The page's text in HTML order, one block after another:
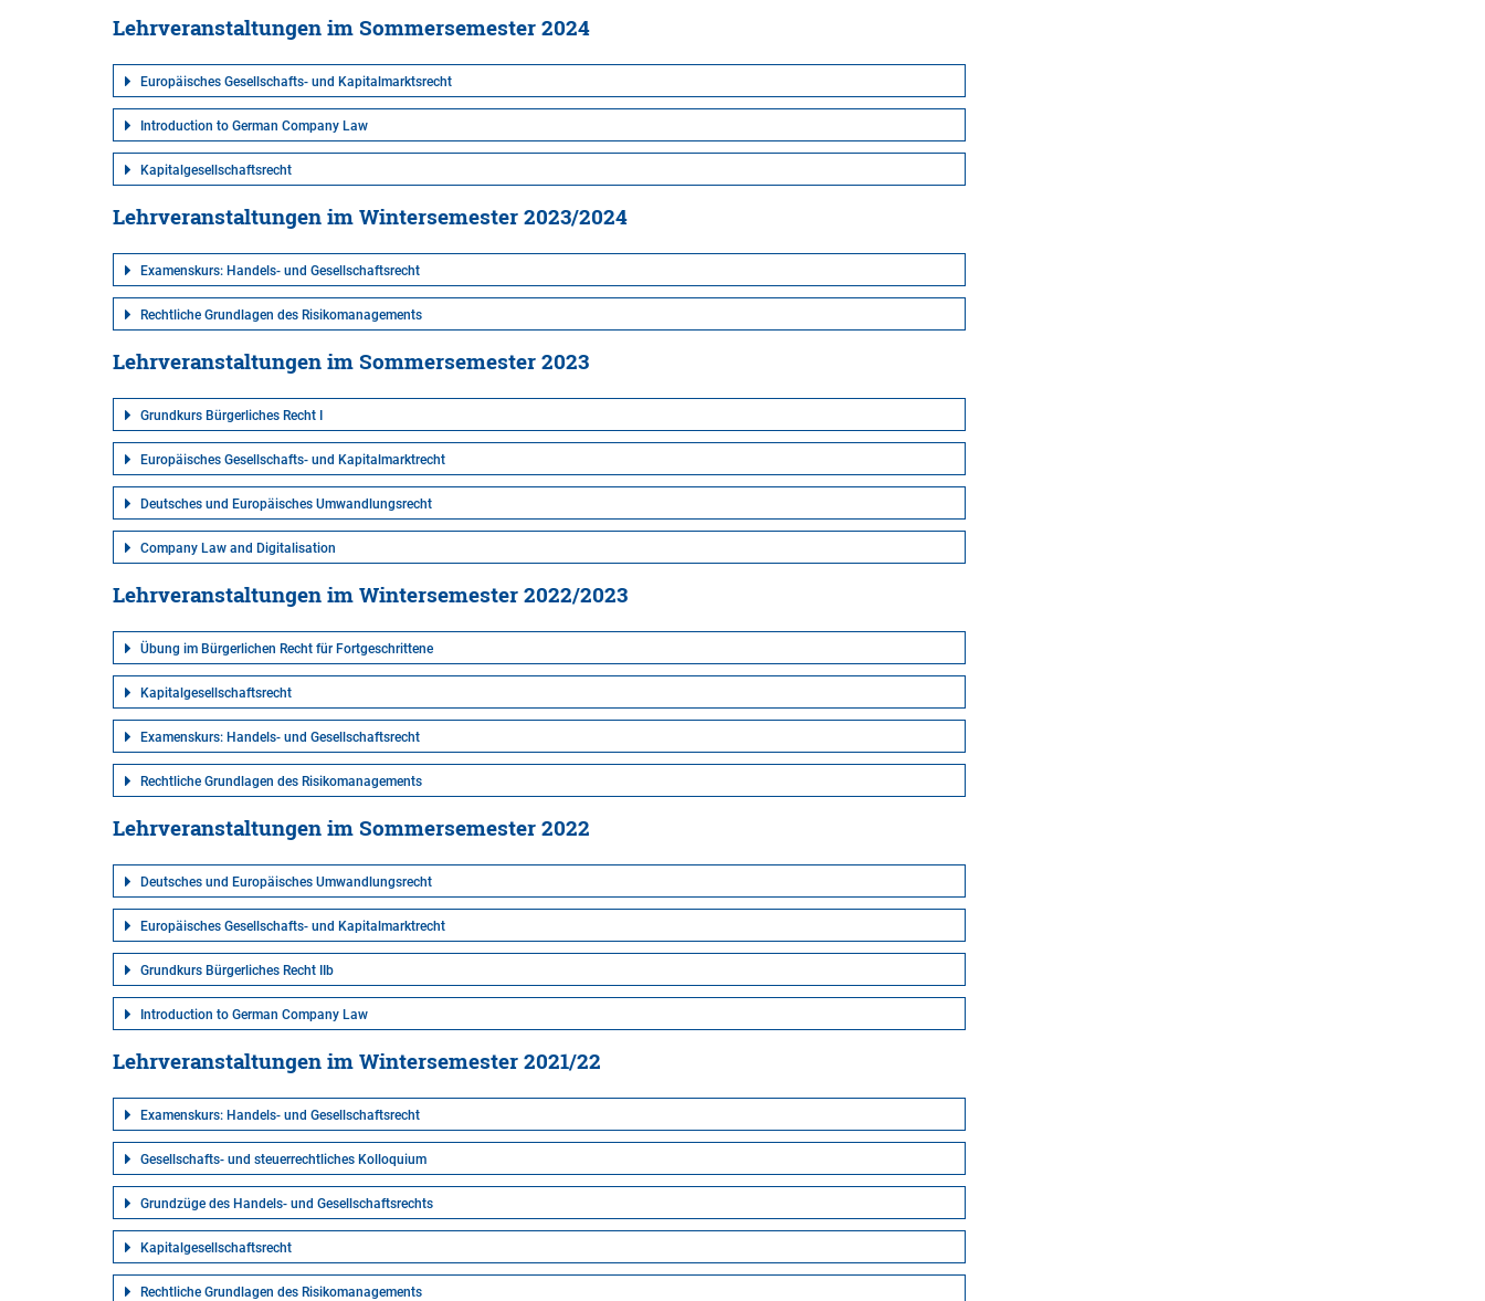
Lehrveranstaltungen im Sommersemester 2024
Europäisches Gesellschafts- und Kapitalmarktsrecht
Introduction to German Company Law
Kapitalgesellschaftsrecht
Lehrveranstaltungen im Wintersemester 2023/2024
Examenskurs: Handels- und Gesellschaftsrecht
Rechtliche Grundlagen des Risikomanagements
Lehrveranstaltungen im Sommersemester 2023
Grundkurs Bürgerliches Recht I
Europäisches Gesellschafts- und Kapitalmarktrecht
Deutsches und Europäisches Umwandlungsrecht
Company Law and Digitalisation
Lehrveranstaltungen im Wintersemester 2022/2023
Übung im Bürgerlichen Recht für Fortgeschrittene
Kapitalgesellschaftsrecht
Examenskurs: Handels- und Gesellschaftsrecht
Rechtliche Grundlagen des Risikomanagements
Lehrveranstaltungen im Sommersemester 2022
Deutsches und Europäisches Umwandlungsrecht
Europäisches Gesellschafts- und Kapitalmarktrecht
Grundkurs Bürgerliches Recht IIb
Introduction to German Company Law
Lehrveranstaltungen im Wintersemester 2021/22
Examenskurs: Handels- und Gesellschaftsrecht
Gesellschafts- und steuerrechtliches Kolloquium
Grundzüge des Handels- und Gesellschaftsrechts
Kapitalgesellschaftsrecht
Rechtliche Grundlagen des Risikomanagements